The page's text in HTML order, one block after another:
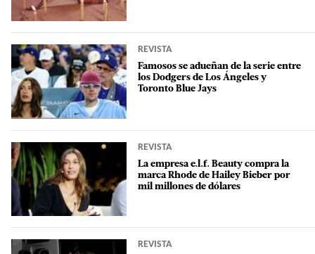
REVISTA
Famosos se adueñan de la serie entre
los Dodgers de Los Ángeles y
Toronto Blue Jays
REVISTA
La empresa e.l.f. Beauty compra la
marca Rhode de Hailey Bieber por
mil millones de dólares
REVISTA